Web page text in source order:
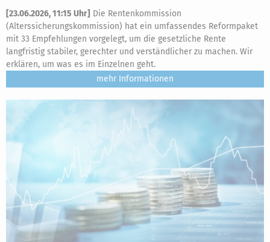
[23.06.2026, 11:15 Uhr] Die Rentenkommission
(Alterssicherungskommission) hat ein umfassendes Reformpaket
mit 33 Empfehlungen vorgelegt, um die gesetzliche Rente
langfristig stabiler, gerechter und verständlicher zu machen. Wir
erklären, um was es im Einzelnen geht.
mehr